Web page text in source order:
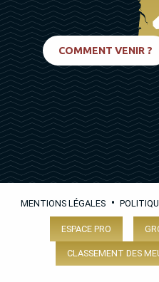
COMMENT VENIR ?
MENTIONS LÉGALES •
ESPACE PRO
CLASSEMENT DES